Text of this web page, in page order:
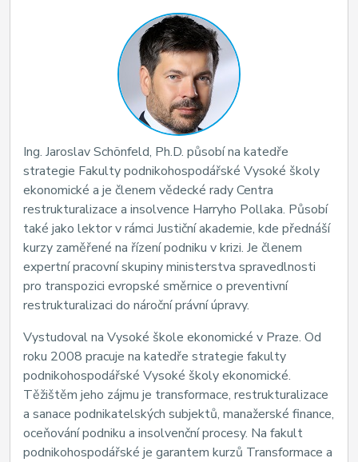
Ing. Jaroslav Schönfeld, Ph.D. působí na katedře
strategie Fakulty podnikohospodářské Vysoké školy
ekonomické a je členem vědecké rady Centra
restrukturalizace a insolvence Harryho Pollaka. Působí
také jako lektor v rámci Justiční akademie, kde přednáší
kurzy zaměřené na řízení podniku v krizi. Je členem
expertní pracovní skupiny ministerstva spravedlnosti
pro transpozici evropské směrnice o preventivní
restrukturalizaci do nároční právní úpravy.
Vystudoval na Vysoké škole ekonomické v Praze. Od
roku 2008 pracuje na katedře strategie fakulty
podnikohospodářské Vysoké školy ekonomické.
Těžištěm jeho zájmu je transformace, restrukturalizace
a sanace podnikatelských subjektů, manažerské finance,
oceňování podniku a insolvenční procesy. Na fakult
podnikohospodářské je garantem kurzů Transformace a